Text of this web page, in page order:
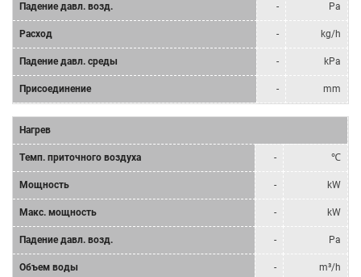
Падение давл. возд. - Pa
Расход - kg/h
Падение давл. среды - kPa
Присоединение - mm
Нагрев
Tемп. приточного воздуха - ℃
Мощность - kW
Mакс. мощность - kW
Падение давл. возд. - Pa
Объем воды - m³/h